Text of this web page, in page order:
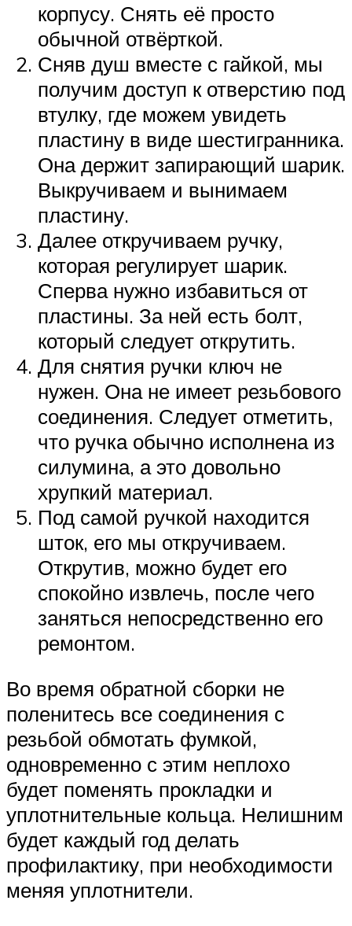
корпусу. Снять её просто
обычной отвёрткой.
Сняв душ вместе с гайкой, мы
получим доступ к отверстию под
втулку, где можем увидеть
пластину в виде шестигранника.
Она держит запирающий шарик.
Выкручиваем и вынимаем
пластину.
Далее откручиваем ручку,
которая регулирует шарик.
Сперва нужно избавиться от
пластины. За ней есть болт,
который следует открутить.
Для снятия ручки ключ не
нужен. Она не имеет резьбового
соединения. Следует отметить,
что ручка обычно исполнена из
силумина, а это довольно
хрупкий материал.
Под самой ручкой находится
шток, его мы откручиваем.
Открутив, можно будет его
спокойно извлечь, после чего
заняться непосредственно его
ремонтом.
Во время обратной сборки не
поленитесь все соединения с
резьбой обмотать фумкой,
одновременно с этим неплохо
будет поменять прокладки и
уплотнительные кольца. Нелишним
будет каждый год делать
профилактику, при необходимости
меняя уплотнители.